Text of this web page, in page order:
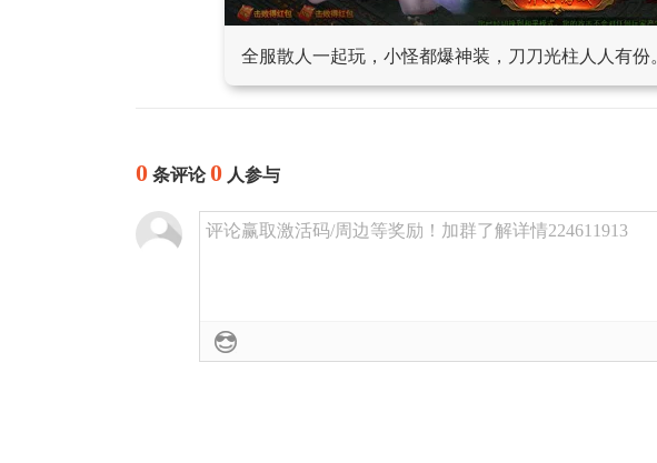
全服散人一起玩，小怪都爆神装，刀刀光柱人人有份。
0 条评论0 人参与
评论赢取激活码/周边等奖励！加群了解详情224611913